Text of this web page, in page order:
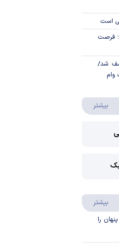
است
فرصت
شد/
وام
بیشتر درباره ویدئو ویژه
بیشتر درباره سواد مالی
۷ هزینه پنهان را